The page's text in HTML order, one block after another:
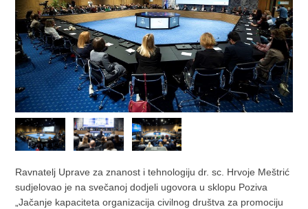
Ravnatelj Uprave za znanost i tehnologiju dr. sc. Hrvoje Meštrić
sudjelovao je na svečanoj dodjeli ugovora u sklopu Poziva
„Jačanje kapaciteta organizacija civilnog društva za promociju